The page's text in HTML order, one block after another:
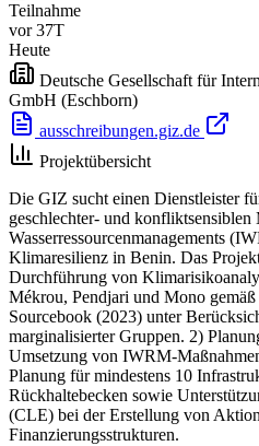
Teilnahme
vor 37T
Heute
Deutsche Gesellschaft für
GmbH (Eschborn)
ausschreibungen.giz.de
Projektübersicht
Die GIZ sucht einen Dienstleister
geschlechter- und konfliktsensiblen
Wasserressourcenmanagements
Klimaresilienz in Benin. Das
Durchführung von
Mékrou, Pendjari und Mono
Sourcebook (2023) unter
marginalisierter Gruppen. 2)
Umsetzung von IWRM-
Planung für mindestens 10
Rückhaltebecken sowie
(CLE) bei der Erstellung von
Finanzierungsstrukturen.